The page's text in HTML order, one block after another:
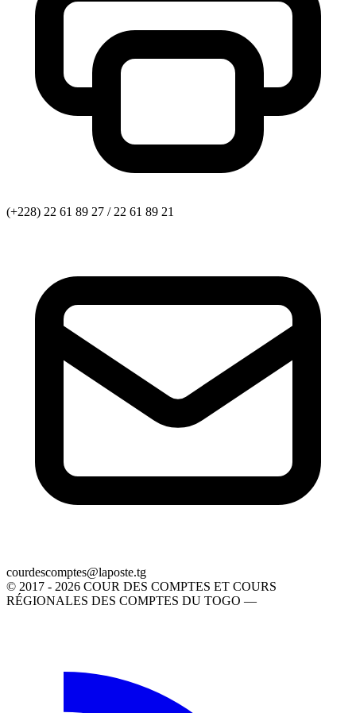
(+228) 22 61 89 27 / 22 61 89 21
gt.etsopal@setpmocsedruoc
© 2017 - 2026 COUR DES COMPTES ET COURS
RÉGIONALES DES COMPTES DU TOGO —